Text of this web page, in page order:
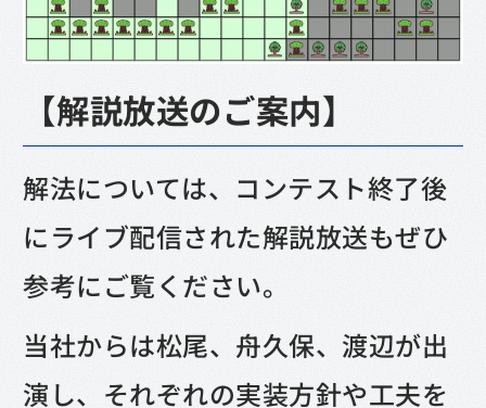
【解説放送のご案内】
解法については、コンテスト終了後
にライブ配信された解説放送もぜひ
参考にご覧ください。
当社からは松尾、舟久保、渡辺が出
演し、それぞれの実装方針や工夫を